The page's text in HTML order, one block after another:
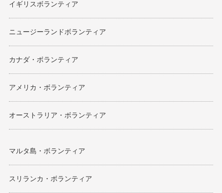
イギリスボランティア
ニュージーランドボランティア
カナダ・ボランティア
アメリカ・ボランティア
オーストラリア・ボランティア
マルタ島・ボランティア
スリランカ・ボランティア